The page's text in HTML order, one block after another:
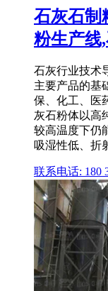
石灰石制
粉生产线
石灰行业技术
主要产品的基
保、化工、医
灰石粉体以高
较高温度下仍
吸湿性低、折
联系电话: 180